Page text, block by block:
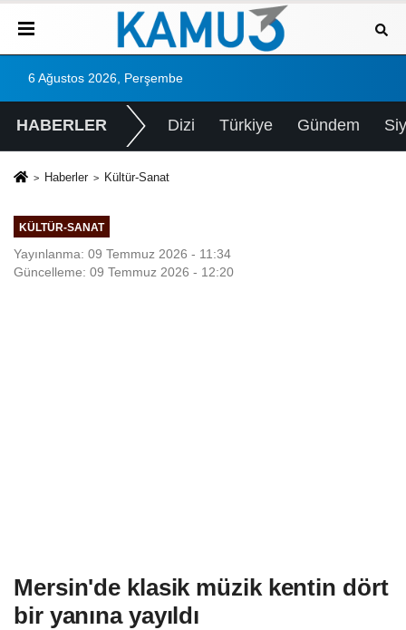
6 Ağustos 2026, Perşembe
HABERLER Dizi Türkiye Gündem
Haberler Kültür-Sanat
KÜLTÜR-SANAT
Yayınlanma: 09 Temmuz 2026 - 11:34
Güncelleme: 09 Temmuz 2026 - 12:20
Mersin'de klasik müzik kentin dört
bir yanına yayıldı